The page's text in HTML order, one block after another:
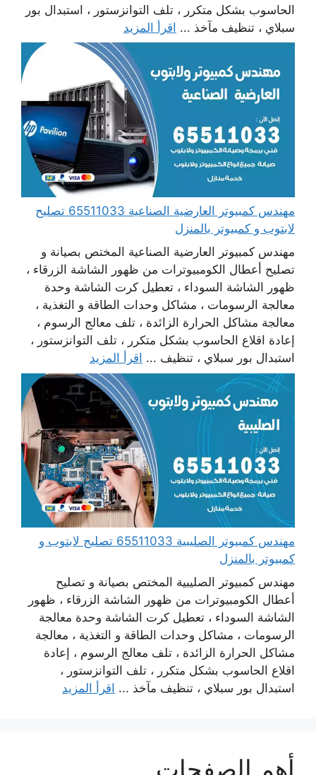
الحاسوب بشكل متكرر ، تلف التوانزستور ، استبدال بور
سبلاي ، تنظيف مآخذ ... اقرأ المزيد
مهندس كمبيوتر العارضية الصناعية 65511033 تصليح
لابتوب و كمبيوتر بالمنزل
مهندس كمبيوتر العارضية الصناعية المختص بصيانة و
تصليح أعطال الكومبيوترات من ظهور الشاشة الزرقاء ،
ظهور الشاشة السوداء ، تعطيل كرت الشاشة وحدة
معالجة الرسومات ، مشاكل وحدات الطاقة و التغذية ،
معالجة مشاكل الحرارة الزائدة ، تلف معالج الرسوم ،
إعادة اقلاع الحاسوب بشكل متكرر ، تلف التوانزستور ،
استبدال بور سبلاي ، تنظيف ... اقرأ المزيد
مهندس كمبيوتر الصليبية 65511033 تصليح لابتوب و
كمبيوتر بالمنزل
مهندس كمبيوتر الصليبية المختص بصيانة و تصليح
أعطال الكومبيوترات من ظهور الشاشة الزرقاء ، ظهور
الشاشة السوداء ، تعطيل كرت الشاشة وحدة معالجة
الرسومات ، مشاكل وحدات الطاقة و التغذية ، معالجة
مشاكل الحرارة الزائدة ، تلف معالج الرسوم ، إعادة
اقلاع الحاسوب بشكل متكرر ، تلف التوانزستور ،
استبدال بور سبلاي ، تنظيف مآخذ ... اقرأ المزيد
أهم الصفحات